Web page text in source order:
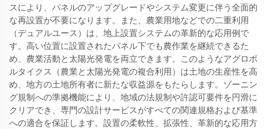
スにより、パネルのアップグレードやシステム変更に伴う全面的
な再設置が不要になります。また、農業用地などでの二重利用
（デュアルユース）は、地上設置システムの革新的な応用例で
す。高い位置に設置されたパネル下でも農作業を継続できるた
め、農業活動と太陽光発電を両立できます。このようなアグロボ
ルタイクス（農業と太陽光発電の複合利用）は土地の生産性を高
め、地方の土地所有者に新たな収益源をもたらします。ゾーニン
グ規制への準拠機能により、地域の法規制や許認可要件を円滑に
クリアでき、専門の設計サービスがすべての関連規格および基準
への適合を保証します。設置の柔軟性、拡張性、革新的な応用方